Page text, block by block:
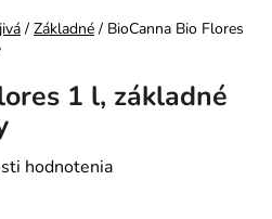
/ Základné / BioCanna Bio Flores
1 l, základné
je 0,0 z 5 hviezdičiek.
hodnotenia